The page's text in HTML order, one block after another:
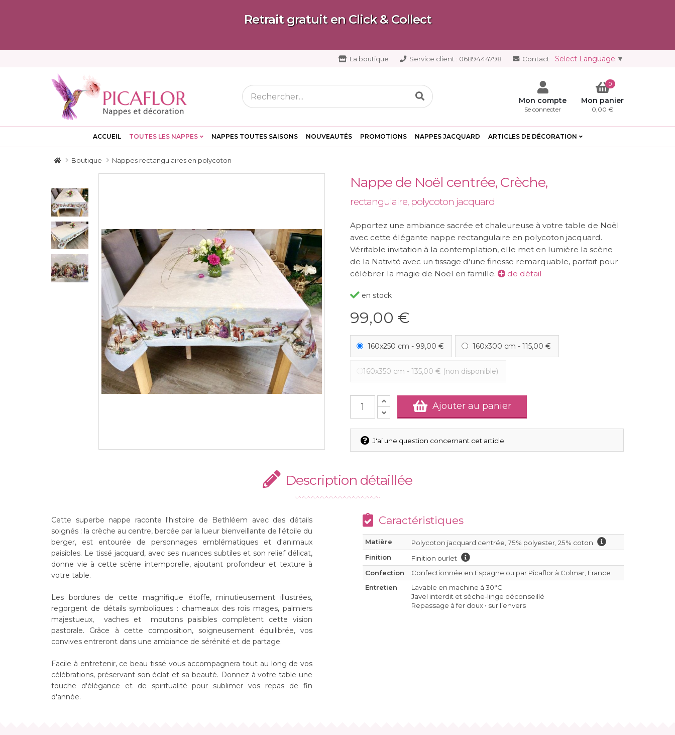
Retrait gratuit en Click & Collect
Select Language ▼
La boutique Service client : 0689444798 Contact
Mon compte
Se connecter
0
Mon panier
0,00 €
ACCUEIL TOUTES LES NAPPES NAPPES TOUTES SAISONS NOUVEAUTÉS PROMOTIONS NAPPES JACQUARD ARTICLES DE DÉCORATION
Boutique Nappes rectangulaires en polycoton
Nappe de Noël centrée, Crèche,
rectangulaire, polycoton jacquard
Apportez une ambiance sacrée et chaleureuse à votre table de Noël
avec cette élégante nappe rectangulaire en polycoton jacquard.
Véritable invitation à la contemplation, elle met en lumière la scène
de la Nativité avec un tissage d'une finesse remarquable, parfait pour
célébrer la magie de Noël en famille.
de détail
en stock
99,00 €
160x250 cm - 99,00 € 160x300 cm - 115,00 €
160x350 cm - 135,00 € (non disponible)
Ajouter au panier
J'ai une question concernant cet article
Description détaillée
Cette superbe nappe raconte l'histoire de Bethléem avec des détails
soignés : la crèche au centre, bercée par la lueur bienveillante de l'étoile du
berger, est entourée de personnages emblématiques et d'animaux
paisibles. Le tissé jacquard, avec ses nuances subtiles et son relief délicat,
donne vie à cette scène intemporelle, ajoutant profondeur et texture à
votre table.
Les bordures de cette magnifique étoffe, minutieusement illustrées,
regorgent de détails symboliques : chameaux des rois mages, palmiers
majestueux, vaches et moutons paisibles complètent cette vision
pastorale. Grâce à cette composition, soigneusement équilibrée, vos
convives entreront dans une ambiance de sérénité et de partage.
Facile à entretenir, ce beau tissé vous accompagnera tout au long de vos
célébrations, préservant son éclat et sa beauté. Donnez à votre table une
touche d'élégance et de spiritualité pour sublimer vos repas de fin
d'année.
Caractéristiques
Matière
Polycoton jacquard centrée, 75% polyester, 25% coton
Finition
Finition ourlet
Confection
Confectionnée en Espagne ou par Picaflor à Colmar, France
Entretien
Lavable en machine à 30°C
Javel interdit et sèche-linge déconseillé
Repassage à fer doux • sur l’envers